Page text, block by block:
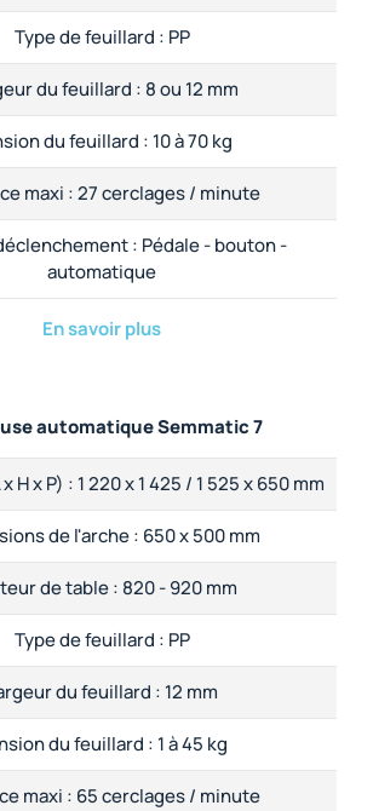
Type de feuillard : PP
du feuillard : 8 ou 12 mm
du feuillard : 10 à 70 kg
maxi :27 cerclages / minute
: Pédale - bouton -
automatique
En savoir plus
automatique Semmatic 7
H x P) : 1 220 x 1 425 / 1 525 x 650 mm
de l'arche : 650 x 500 mm
de table : 820 - 920 mm
Type de feuillard : PP
du feuillard : 12 mm
du feuillard : 1 à 45 kg
maxi : 65 cerclages / minute